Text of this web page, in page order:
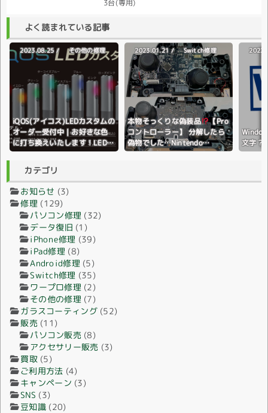
3台(専用)
よく読まれている記事
iQOS(アイコス)LEDカスタムの
オーダー受付中｜お好きな色
に打ち換えいたします！LEDラ
イトの色変更♪全国配送対応♪
2023.08.25 / その他の修理
本物そっくりな偽装品 【Pro
コントローラー】 分解したら
偽物でした…Nintendo
Switch(ニンテンドースイッ
2023.01.21 / Switch修理
文字？
カテゴリ
お知らせ (3)
修理 (129)
パソコン修理 (32)
データ復旧 (1)
iPhone修理 (39)
iPad修理 (8)
Android修理 (5)
Switch修理 (35)
ワープロ修理 (2)
その他の修理 (7)
ガラスコーティング(52)
販売(11)
パソコン販売 (8)
アクセサリー販売 (3)
買取(5)
ご利用方法 (4)
キャンペーン (3)
SNS (3)
豆知識 (20)